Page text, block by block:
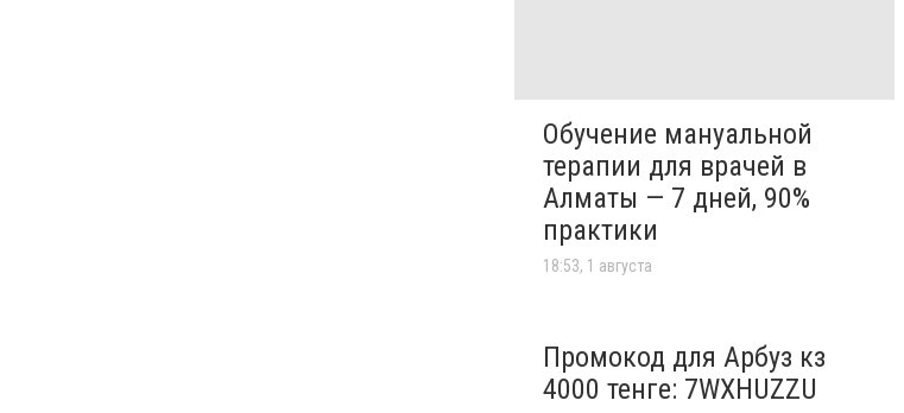
Обучение мануальной
терапии для врачей в
Алматы — 7 дней, 90%
практики
18:53, 1 августа
Промокод для Арбуз кз
4000 тенге: 7WXHUZZU